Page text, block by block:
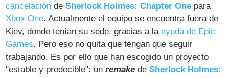
cancelación deSherlock Holmes: Chapter One para
Xbox One. Actualmente el equipo se encuentra fuera de
Kiev, donde tenían su sede, gracias a laayuda de Epic
Games. Pero eso no quita que tengan que seguir
trabajando. Es por ello que han escogido un proyecto
"estable y predecible": unremake deSherlock Holmes: